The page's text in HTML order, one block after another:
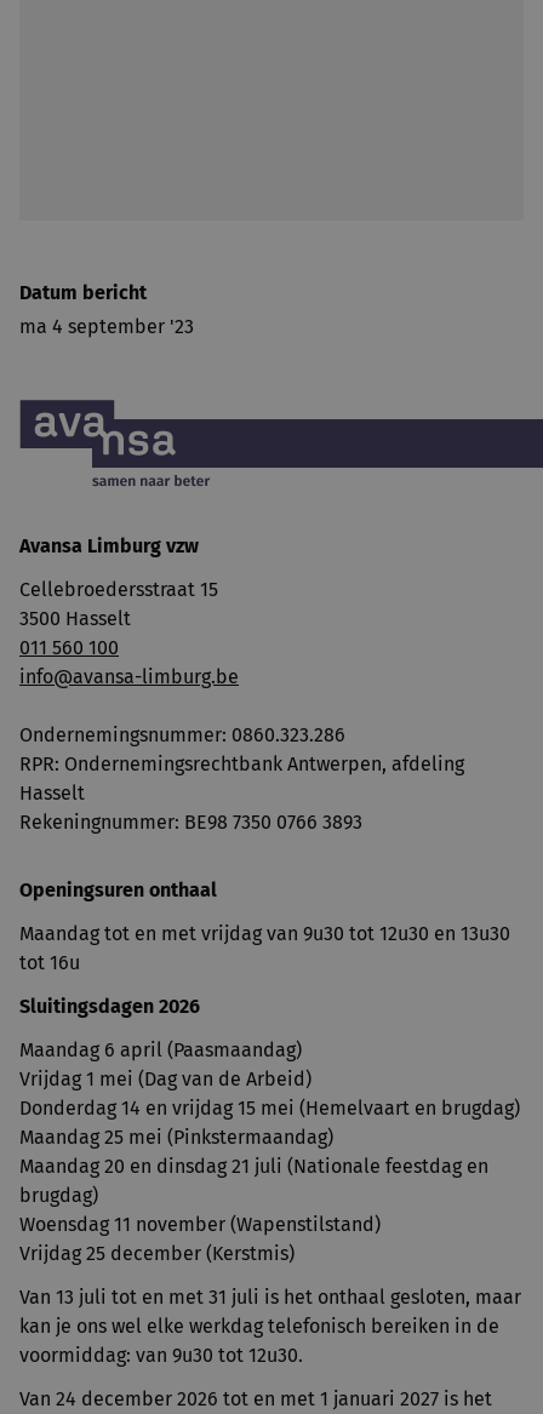
Datum bericht
ma 4 september '23
Avansa Limburg vzw
Cellebroedersstraat 15
3500 Hasselt
011 560 100
info@avansa-limburg.be
Ondernemingsnummer: ​0860.323.286
RPR: Ondernemingsrechtbank Antwerpen, afdeling
Hasselt
Rekeningnummer: BE98 7350 0766 3893
Openingsuren onthaal
Maandag tot en met vrijdag van 9u30 tot 12u30 en 13u30
tot 16u
Sluitingsdagen 2026
Maandag 6 april (Paasmaandag)
Vrijdag 1 mei (Dag van de Arbeid)
Donderdag 14 en vrijdag 15 mei (Hemelvaart en brugdag)
Maandag 25 mei (Pinkstermaandag)
Maandag 20 en dinsdag 21 juli (Nationale feestdag en
brugdag)
Woensdag 11 november (Wapenstilstand)
Vrijdag 25 december (Kerstmis)
Van 13 juli tot en met 31 juli is het onthaal gesloten, maar
kan je ons wel elke werkdag telefonisch bereiken in de
voormiddag: van 9u30 tot 12u30.
Van 24 december 2026 tot en met 1 januari 2027 is het